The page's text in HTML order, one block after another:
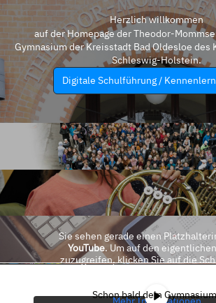
Herzlich willkommen
auf der Homepage der Theodor-
Gymnasium der Kreisstadt Bad Oldesloe des
Schleswig-Holstein.
Digitale Schulführung /
Sie sehen gerade einen
YouTube. Um auf den
zuzugreifen, klicken Sie auf die
Schon bald dein